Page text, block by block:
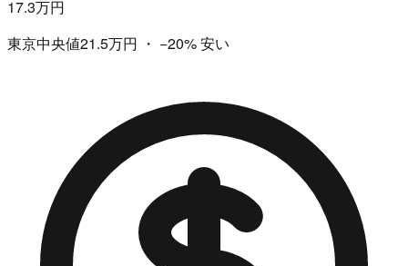
17.3万円
東京中央値21.5万円 ・ −20%安い